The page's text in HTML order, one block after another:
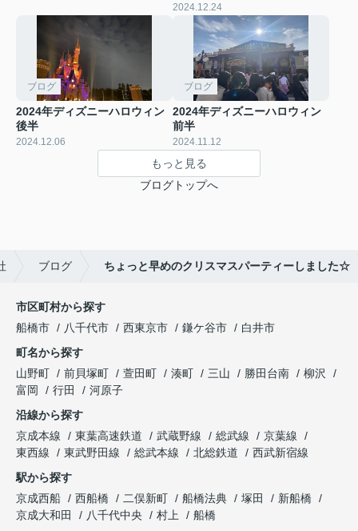
2024.12.24
ブログ
2024年ディズニーハロウィン
後半
2024.12.06
ブログ
2024年ディズニーハロウィン
前半
2024.11.12
もっと見る
ブログトップへ
ブログ ちょっと早めのクリスマスパーティーしました☆
市区町村から探す
船橋市
八千代市 西東京市 鎌ケ谷市
白井市
町名から探す
山野町
前貝塚町 萱田町 湊町 三山 勝田台南
柳沢
富岡
行田
河原子
沿線から探す
京成本線
東葉高速鉄道 武蔵野線 総武線
京葉線
東西線
東武野田線 総武本線 北総鉄道
西武新宿線
駅から探す
京成西船
西船橋 二俣新町 船橋法典 塚田
新船橋
京成大和田
八千代中央 村上 船橋